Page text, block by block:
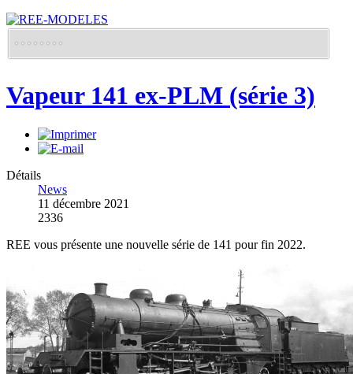
Vapeur 141 ex-PLM (série 3)
Détails
News
11 décembre 2021
2336
REE vous présente une nouvelle série de 141 pour fin 2022.